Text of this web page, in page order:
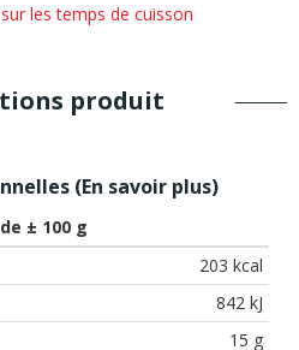
les temps de cuisson
produit
(En savoir plus)
± 100 g
203 kcal
842 kJ
15 g